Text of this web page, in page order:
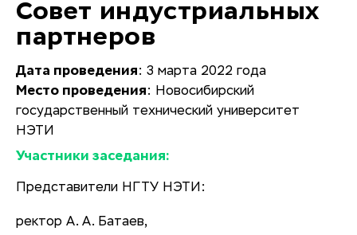
Совет индустриальных
партнеров
Дата проведения: 3 марта 2022 года
Место проведения: Новосибирский
государственный технический университет
НЭТИ
Участники заседания:
Представители НГТУ НЭТИ:
ректор А. А. Батаев,